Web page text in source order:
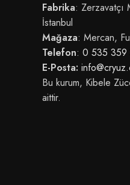
Fabrika:
İstanbul
Mağaza: Mercan,
Telefon: 0 535 359
E-Posta:
Bu kurum, Kibele
aittir.